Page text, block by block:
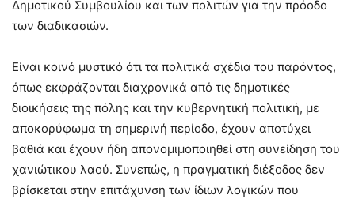
Δημοτικού Συμβουλίου και των πολιτών για την πρόοδο
των διαδικασιών.
Είναι κοινό μυστικό ότι τα πολιτικά σχέδια του παρόντος,
όπως εκφράζονται διαχρονικά από τις δημοτικές
διοικήσεις της πόλης και την κυβερνητική πολιτική, με
αποκορύφωμα τη σημερινή περίοδο, έχουν αποτύχει
βαθιά και έχουν ήδη απονομιμοποιηθεί στη συνείδηση του
χανιώτικου λαού. Συνεπώς, η πραγματική διέξοδος δεν
βρίσκεται στην επιτάχυνση των ίδιων λογικών που